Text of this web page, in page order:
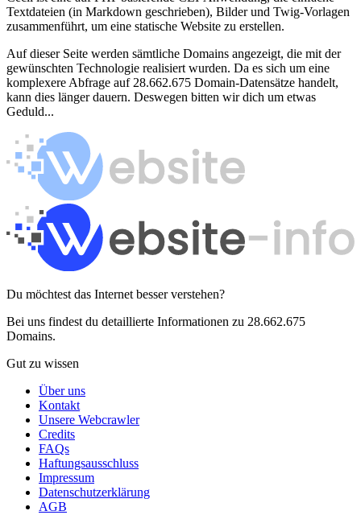
Textdateien (in Markdown geschrieben), Bilder und Twig-Vorlagen
zusammenführt, um eine statische Website zu erstellen.
Auf dieser Seite werden sämtliche Domains angezeigt, die mit der
gewünschten Technologie realisiert wurden. Da es sich um eine
komplexere Abfrage auf 28.662.675 Domain-Datensätze handelt,
kann dies länger dauern. Deswegen bitten wir dich um etwas
Geduld...
Du möchtest das Internet besser verstehen?
Bei uns findest du detaillierte Informationen zu 28.662.675
Domains.
Gut zu wissen
Über uns
Kontakt
Unsere Webcrawler
Credits
FAQs
Haftungsausschluss
Impressum
Datenschutzerklärung
AGB